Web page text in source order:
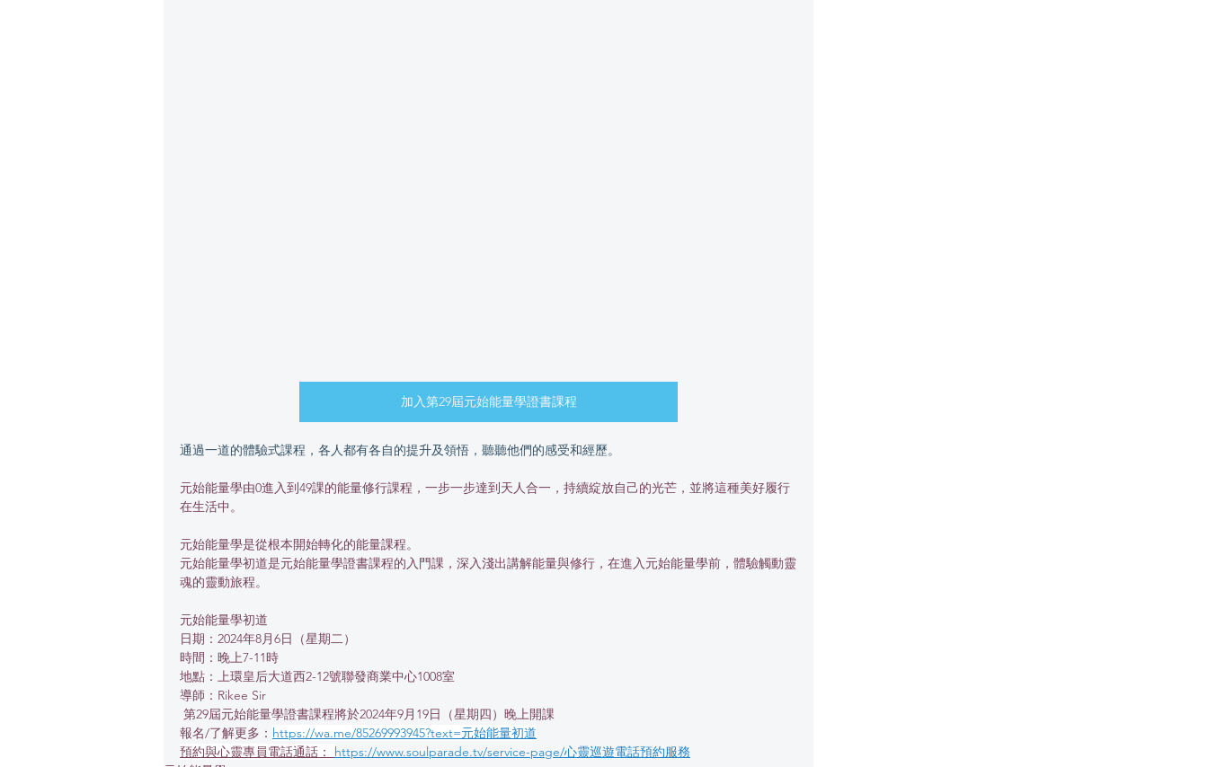
加入第29屆元始能量學證書課程
通過一道的體驗式課程，各人都有各自的提升及領悟，聽聽他們的感受和經歷。
元始能量學由0進入到49課的能量修行課程，一步一步達到天人合一，持續綻放自己的光芒，並將這種美好履行
在生活中。
元始能量學是從根本開始轉化的能量課程。
元始能量學初道是元始能量學證書課程的入門課，深入淺出講解能量與修行，在進入元始能量學前，體驗觸動靈
魂的靈動旅程。
元始能量學初道
日期：2024年8月6日（星期二）
時間：晚上7-11時
地點：上環皇后大道西2-12號聯發商業中心1008室
導師：Rikee Sir
第29屆元始能量學證書課程將於2024年9月19日（星期四）晚上開課
報名/了解更多： https://wa.me/85269993945?text=元始能量初道
預約與心靈專員電話通話： https://www.soulparade.tv/service-page/心靈巡遊電話預約服務